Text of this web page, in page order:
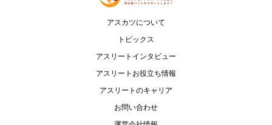
アスカツについて
トピックス
アスリートインタビュー
アスリートお役立ち情報
アスリートのキャリア
お問い合わせ